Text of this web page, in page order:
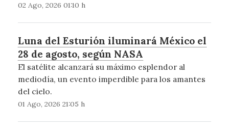
02 Ago, 2026 01:10 h
Luna del Esturión iluminará México el
28 de agosto, según NASA
El satélite alcanzará su máximo esplendor al
mediodía, un evento imperdible para los amantes
del cielo.
01 Ago, 2026 21:05 h